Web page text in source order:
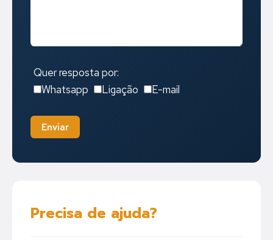
Quer resposta por:
Whatsapp
Ligação E-mail
Enviar
Precisa de ajuda?